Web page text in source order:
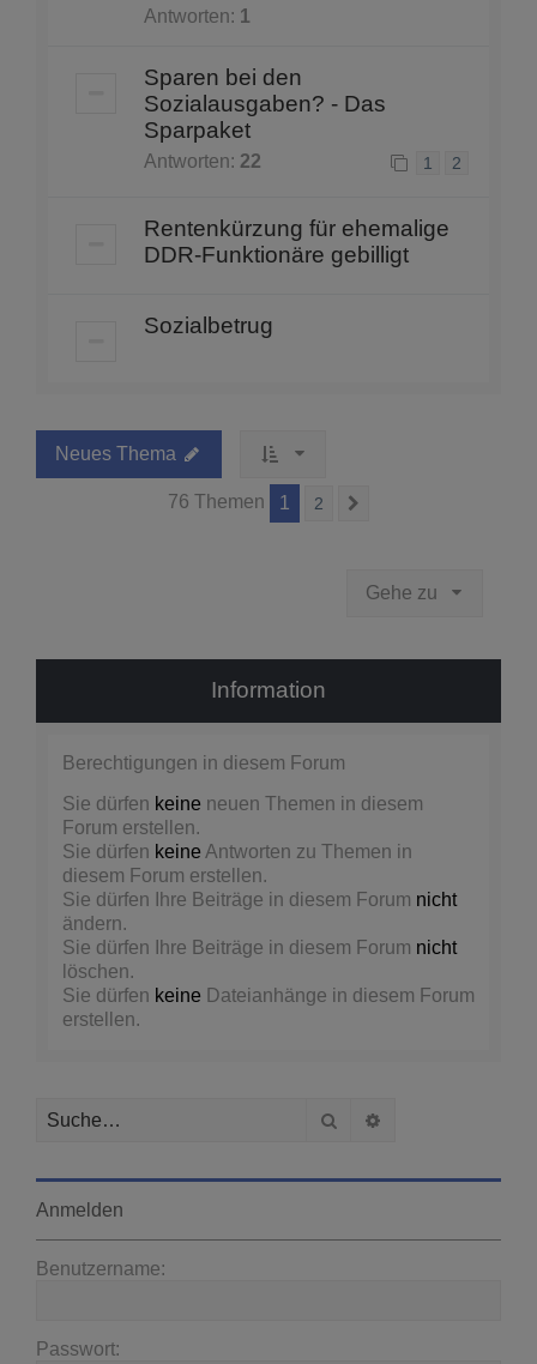
Antworten: 1
Sparen bei den
Sozialausgaben? - Das
Sparpaket
Antworten: 22 1 2
Rentenkürzung für ehemalige
DDR-Funktionäre gebilligt
Sozialbetrug
Neues Thema
76 Themen 1 2
Gehe zu
Information
Berechtigungen in diesem Forum
Sie dürfen keine neuen Themen in diesem
Forum erstellen.
Sie dürfen keine Antworten zu Themen in
diesem Forum erstellen.
Sie dürfen Ihre Beiträge in diesem Forum nicht
ändern.
Sie dürfen Ihre Beiträge in diesem Forum nicht
löschen.
Sie dürfen keine Dateianhänge in diesem Forum
erstellen.
Suche
Anmelden
Benutzername:
Passwort: